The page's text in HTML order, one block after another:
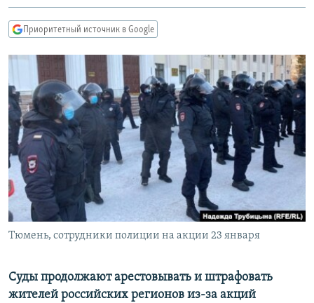
Вернутся
КАВКАЗ.РЕАЛИИ
СИБИРЬ.РЕАЛИИ
РАСПИСАНИЕ ВЕЩАНИЯ
ПОДПИШИТЕСЬ НА РАССЫЛКУ
СОЦИАЛЬНЫЕ СЕТИ
Приоритетный источник в Google
Тюмень, сотрудники полиции на акции 23 января
Суды продолжают арестовывать и штрафовать
жителей российских регионов из-за акций